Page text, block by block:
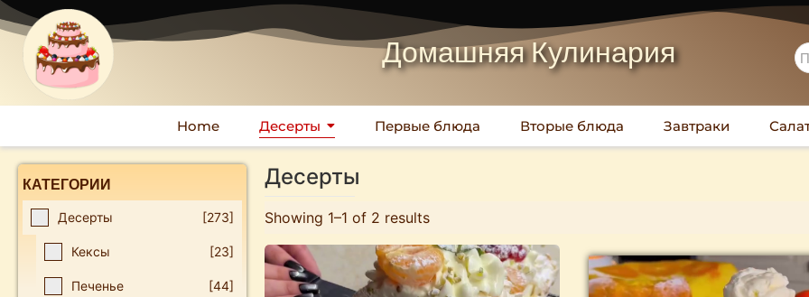
Домашняя Кулинария
Home Десерты Первые блюда Вторые блюда Завтраки
КАТЕГОРИИ
Десерты [273]
Кексы [23]
Печенье [44]
Десерты
Showing 1–1 of 2 results